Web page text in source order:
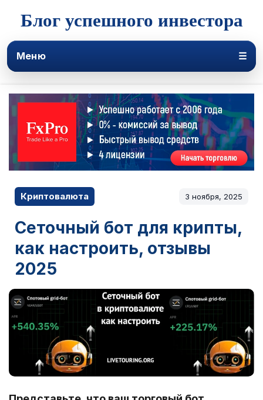
Блог успешного инвестора
Меню ☰
Криптовалюта 3 ноября, 2025
Сеточный бот для крипты,
как настроить, отзывы
2025